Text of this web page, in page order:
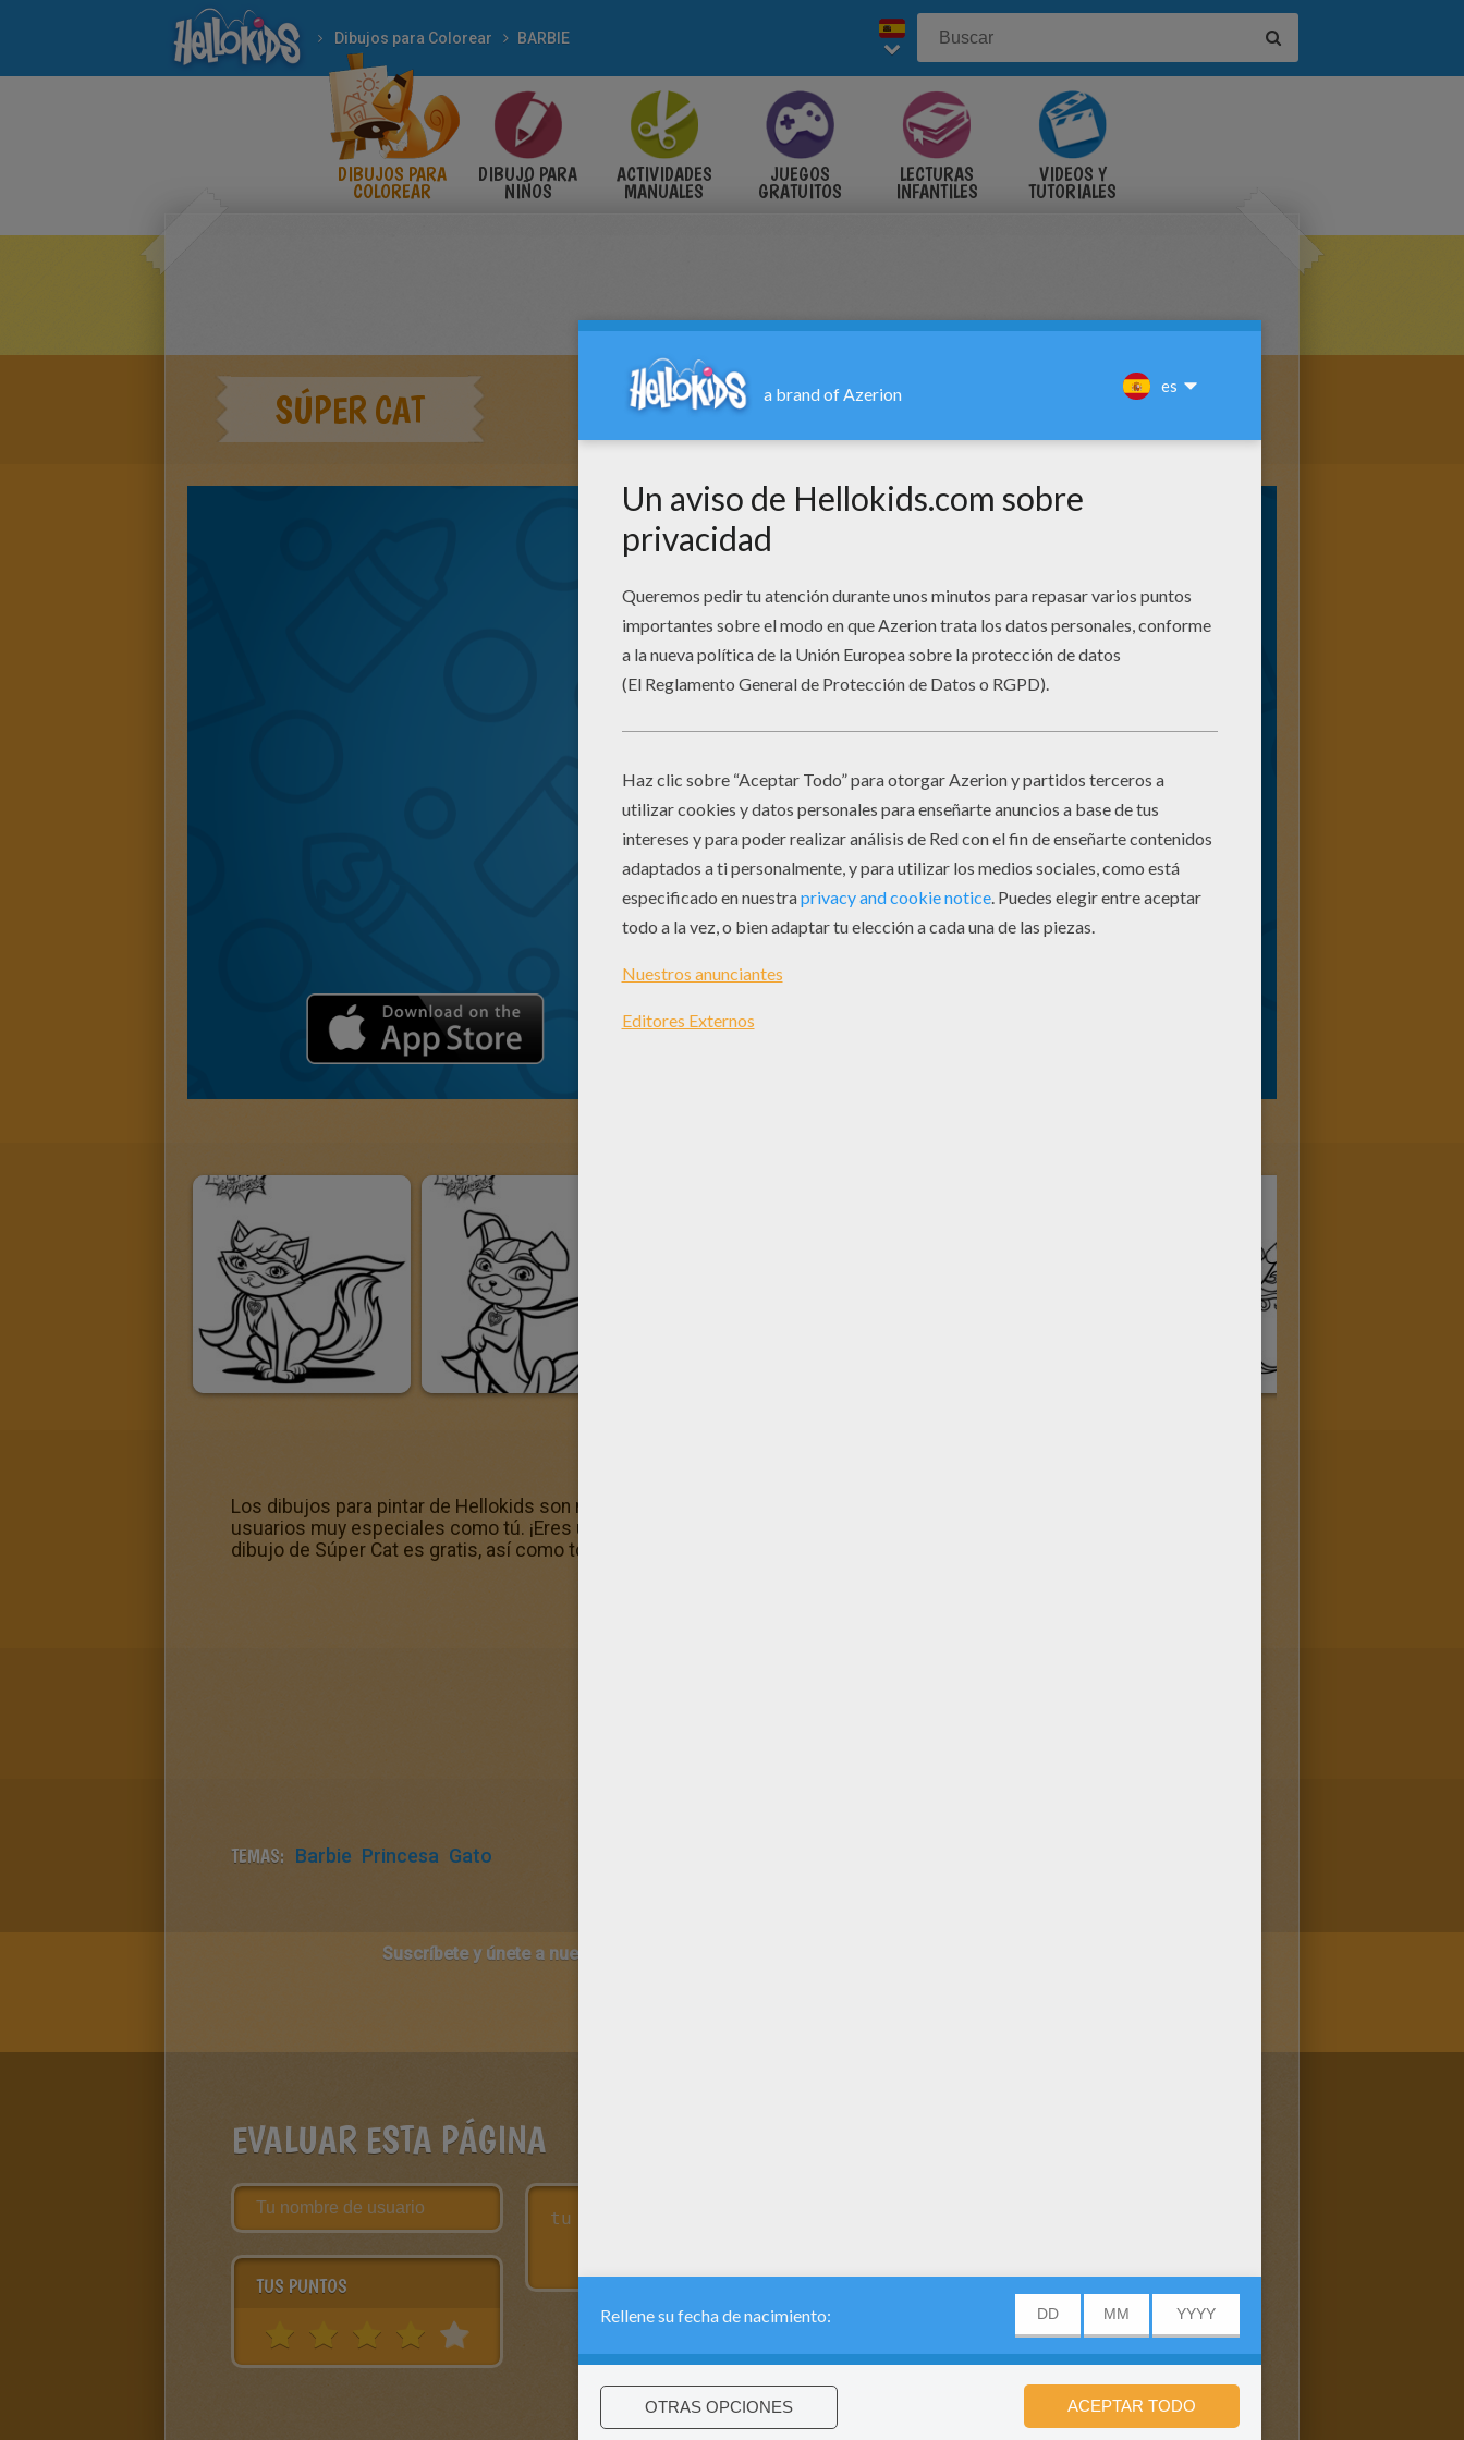
Dibujos para Colorear BARBIE
DIBUJOS PARA
COLOREAR
DIBUJO PARA
NIÑOS
ACTIVIDADES
MANUALES
JUEGOS
GRATUITOS
LECTURAS
INFANTILES
VIDEOS Y
TUTORIALES
SÚPER CAT
Los dibujos para pintar de Hellokids son muy famosos. Sin embargo, reservamos este dibujo de Súper Cat para
usuarios muy especiales como tú. ¡Eres un VIP, disfrútalo! Aquí te ofrecemos los más bonitos dibujos para pintar. El
dibujo de Súper Cat es gratis, así como todos los recursos infantiles de Hellokids.
TEMAS: Barbie Princesa Gato
Suscríbete y únete a nuestro canal de vídeos para niños en Youtube:
EVALUAR ESTA PÁGINA
TUS PUNTOS